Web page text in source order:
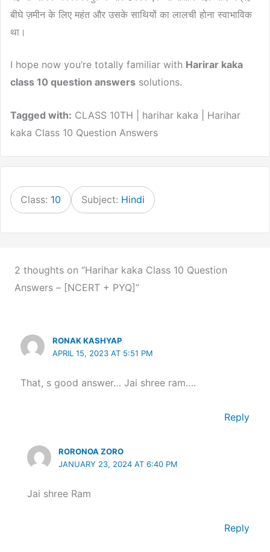
बीघे ज़मीन के लिए महंत और उसके साथियों का लालची होना स्वाभाविक
था।
I hope now you’re totally familiar with Harirar kaka
class 10 question answers solutions.
Tagged with: CLASS 10TH | harihar kaka | Harihar
kaka Class 10 Question Answers
Class: 10 Subject: Hindi
2 thoughts on “Harihar kaka Class 10 Question
Answers – [NCERT + PYQ]”
RONAK KASHYAP
APRIL 15, 2023 AT 5:51 PM
That, s good answer… Jai shree ram….
Reply
RORONOA ZORO
JANUARY 23, 2024 AT 6:40 PM
Jai shree Ram
Reply